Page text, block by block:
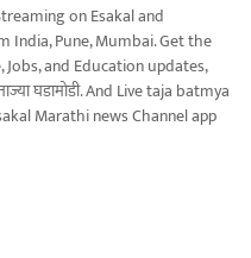
on Esakal and
India, Pune, Mumbai. Get the
and Education updates,
ताज्या घडामोडी. And Live taja batmya
Marathi news Channel app